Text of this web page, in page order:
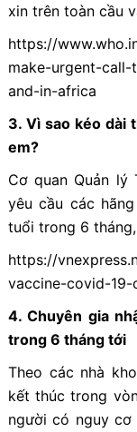
xin trên toàn cầu
https://
make-urgent-
and-in-africa
3. Vì sao kéo dài
em?
Cơ quan Quản lý
yêu cầu các
tuổi trong 6
https://
vaccine-covid-
4.Chuyên gia
trong 6 tháng tới
Theo các nhà
kết thúc trong
người có nguy